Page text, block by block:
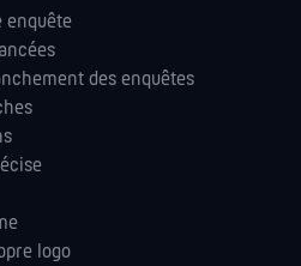
enquête
des enquêtes
logo